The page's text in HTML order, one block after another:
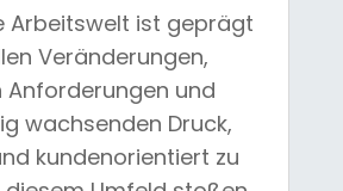
Arbeitswelt ist geprägt
Veränderungen,
Anforderungen und
wachsenden Druck,
kundenorientiert zu